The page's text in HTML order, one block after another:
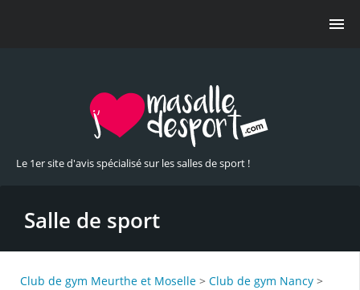
Le 1er site d'avis spécialisé sur les salles de sport !
Salle de sport
Club de gym Meurthe et Moselle > Club de gym Nancy >